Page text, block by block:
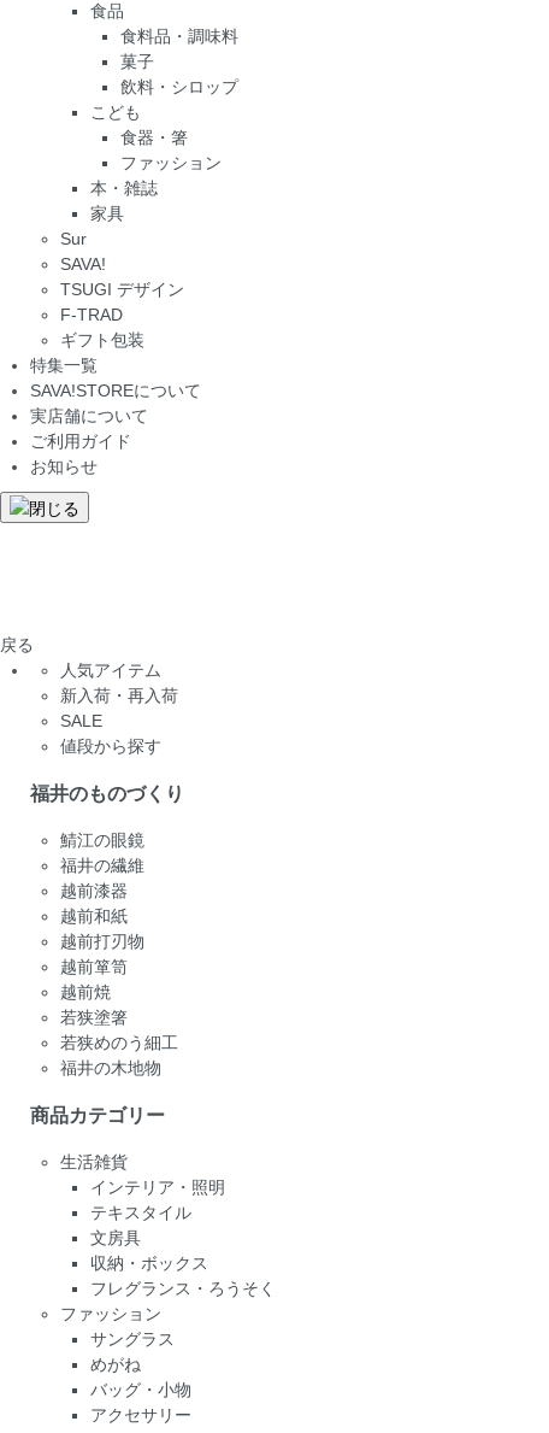
食品
食料品・調味料
菓子
飲料・シロップ
こども
食器・箸
ファッション
本・雑誌
家具
Sur
SAVA!
TSUGI デザイン
F-TRAD
ギフト包装
特集一覧
SAVA!STOREについて
実店舗について
ご利用ガイド
お知らせ
戻る
人気アイテム
新入荷・再入荷
SALE
値段から探す
福井のものづくり
鯖江の眼鏡
福井の繊維
越前漆器
越前和紙
越前打刃物
越前箪笥
越前焼
若狭塗箸
若狭めのう細工
福井の木地物
商品カテゴリー
生活雑貨
インテリア・照明
テキスタイル
文房具
収納・ボックス
フレグランス・ろうそく
ファッション
サングラス
めがね
バッグ・小物
アクセサリー